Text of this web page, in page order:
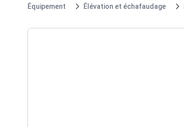
Équipement Élévation et échafaudage